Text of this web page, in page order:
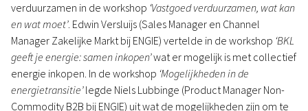
verduurzamen in de workshop ‘Vastgoed verduurzamen, wat kan
en wat moet’. Edwin Versluijs (Sales Manager en Channel
Manager Zakelijke Markt bij ENGIE) vertelde in de workshop ‘BKL
geeft je energie: samen inkopen’wat er mogelijk is met collectief
energie inkopen. In de workshop ‘Mogelijkheden in de
energietransitie’legde Niels Lubbinge (Product Manager Non-
Commodity B2B bij ENGIE) uit wat de mogelijkheden zijn om te